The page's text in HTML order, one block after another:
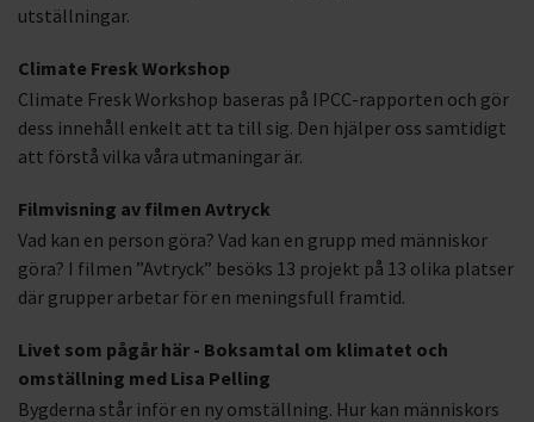
utställningar.
Climate Fresk Workshop
Climate Fresk Workshop baseras på IPCC-rapporten och gör
dess innehåll enkelt att ta till sig. Den hjälper oss samtidigt
att förstå vilka våra utmaningar är.
Filmvisning av filmen Avtryck
Vad kan en person göra? Vad kan en grupp med människor
göra? I filmen ”Avtryck” besöks 13 projekt på 13 olika platser
där grupper arbetar för en meningsfull framtid.
Livet som pågår här - Boksamtal om klimatet och
omställning med Lisa Pelling
Bygderna står inför en ny omställning. Hur kan människors